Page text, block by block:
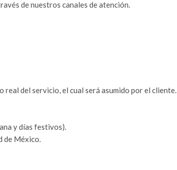
de nuestros canales de atención.
del servicio, el cual será asumido por el cliente.
y días festivos).
de México.